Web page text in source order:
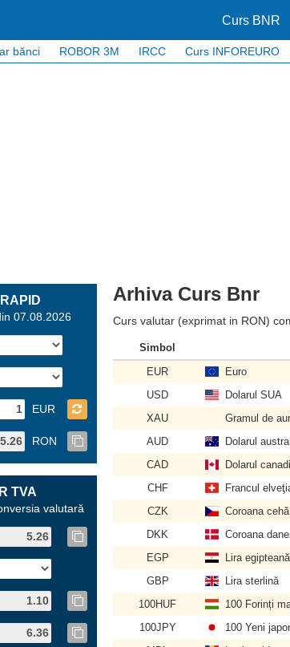
Curs BNR
bănci ROBOR 3M IRCC Curs INFOREURO
07.08.2026
EUR
RON
TVA
valutară
Arhiva Curs Bnr
Curs valutar (exprimat in RON)
Simbol
EUR
Euro
USD
Dolarul SUA
XAU
Gramul de aur
AUD
Dolarul
CAD
Dolarul
CHF
Francul
CZK
Coroana cehă
DKK
Coroana
EGP
Lira egipteană
GBP
Lira sterlină
100HUF
100 Forinți
100JPY
100 Yeni